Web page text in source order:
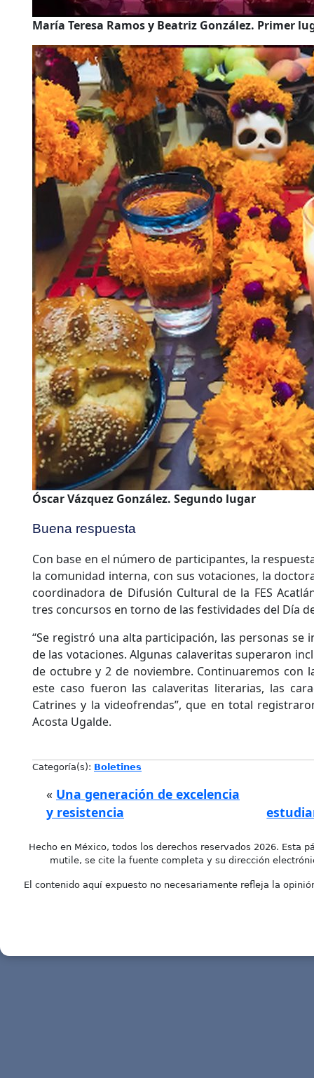
María Teresa Ramos y Beatriz González. Primer
Óscar Vázquez González. Segundo lugar
Buena respuesta
Con base en el número de participantes, la
la comunidad interna, con sus votaciones, la
coordinadora de Difusión Cultural de la FES
tres concursos en torno de las festividades del Día
“Se registró una alta participación, las personas se
de las votaciones. Algunas calaveritas superaron
de octubre y 2 de noviembre. Continuaremos con
este caso fueron las calaveritas literarias, las
Catrines y la videofrendas”, que en total
Acosta Ugalde.
Categoría(s): Boletines
« Una generación de excelencia
y resistencia
Hecho en México, todos los derechos reservados 2026. Esta
mutile, se cite la fuente completa y su dirección
El contenido aquí expuesto no necesariamente refleja la